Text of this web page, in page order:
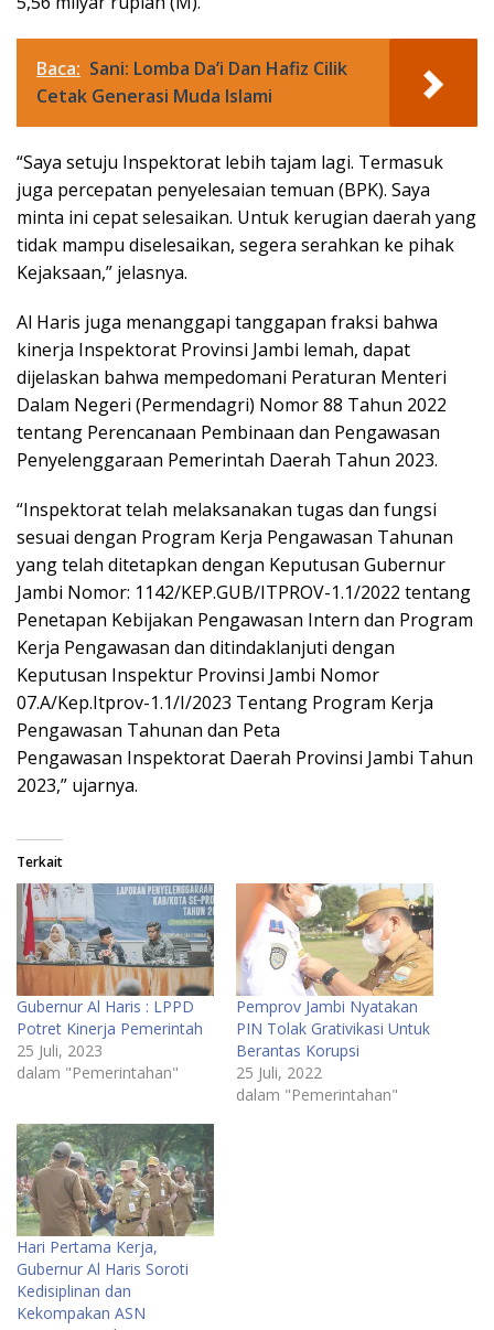
Baca: Sani: Lomba Da’i Dan Hafiz Cilik
Cetak Generasi Muda Islami
“Saya setuju Inspektorat lebih tajam lagi. Termasuk
juga percepatan penyelesaian temuan (BPK). Saya
minta ini cepat selesaikan. Untuk kerugian daerah yang
tidak mampu diselesaikan, segera serahkan ke pihak
Kejaksaan,” jelasnya.
Al Haris juga menanggapi tanggapan fraksi bahwa
kinerja Inspektorat Provinsi Jambi lemah, dapat
dijelaskan bahwa mempedomani Peraturan Menteri
Dalam Negeri (Permendagri) Nomor 88 Tahun 2022
tentang Perencanaan Pembinaan dan Pengawasan
Penyelenggaraan Pemerintah Daerah Tahun 2023.
“Inspektorat telah melaksanakan tugas dan fungsi
sesuai dengan Program Kerja Pengawasan Tahunan
yang telah ditetapkan dengan Keputusan Gubernur
Jambi Nomor: 1142/KEP.GUB/ITPROV-1.1/2022 tentang
Penetapan Kebijakan Pengawasan Intern dan Program
Kerja Pengawasan dan ditindaklanjuti dengan
Keputusan Inspektur Provinsi Jambi Nomor
07.A/Kep.Itprov-1.1/I/2023 Tentang Program Kerja
Pengawasan Tahunan dan Peta
Pengawasan Inspektorat Daerah Provinsi Jambi Tahun
2023,” ujarnya.
Terkait
Gubernur Al Haris : LPPD
Potret Kinerja Pemerintah
25 Juli, 2023
dalam "Pemerintahan"
Pemprov Jambi Nyatakan
PIN Tolak Grativikasi Untuk
Berantas Korupsi
25 Juli, 2022
dalam "Pemerintahan"
Hari Pertama Kerja,
Gubernur Al Haris Soroti
Kedisiplinan dan
Kekompakan ASN